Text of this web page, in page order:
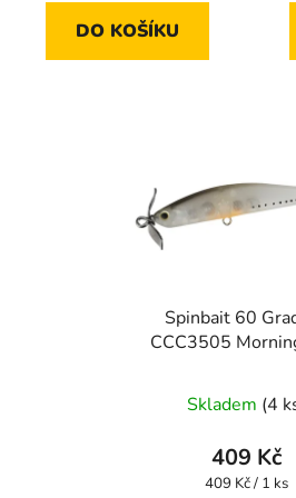
DO KOŠÍKU
Spinbait 60
CCC3505
Skladem (4
409 Kč
Měrná
409 Kč / 1 ks